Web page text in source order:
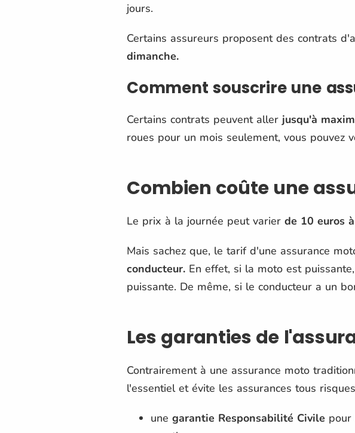
jours.
Certains assureurs proposent des contrats
dimanche.
Comment souscrire une
Certains contrats peuvent aller jusqu'à
roues pour un mois seulement, vous pouvez
Combien coûte une
Le prix à la journée peut varier de 10 euros
Mais sachez que, le tarif d'une assurance
conducteur. En effet, si la moto est
puissante. De même, si le conducteur a un
Les garanties de
Contrairement à une assurance moto
l'essentiel et évite les assurances tous
une garantie Responsabilité Civile pour